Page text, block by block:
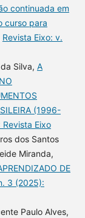
continuada em
curso para
Revista Eixo: v.
Silva, A
(1996-
Eixo
dos Santos
Miranda,
DE
3 (2025):
Paulo Alves,